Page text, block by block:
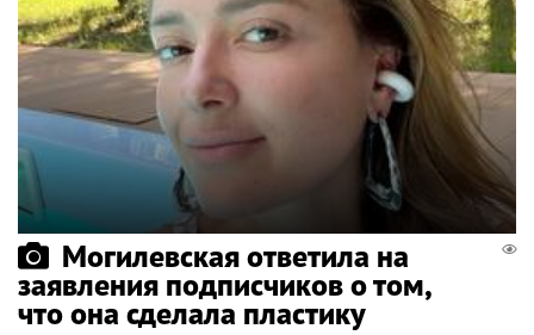
Могилевская ответила на
заявления подписчиков о том,
что она сделала пластику